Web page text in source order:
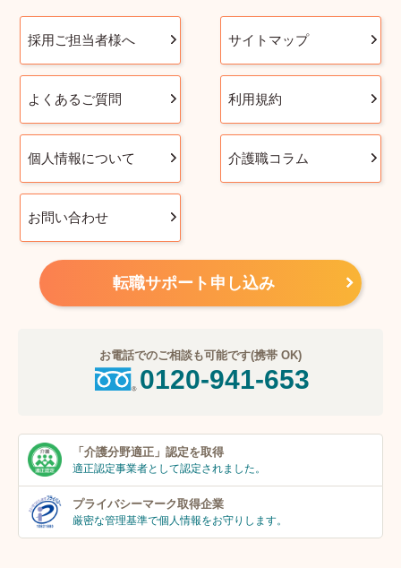
採用ご担当者様へ サイトマップ
よくあるご質問 利用規約
個人情報について 介護職コラム
お問い合わせ
転職サポート申し込み
お電話でのご相談も可能です(携帯 OK)
0120-941-653
「介護分野適正」 認定を取得
適正認定事業者として認定されました。
プライバシーマーク取得企業
厳密な管理基準で個人情報をお守りします。